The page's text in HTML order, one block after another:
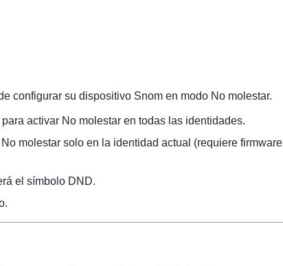
configurar su dispositivo Snom en modo No molestar.
activar No molestar en todas las identidades.
molestar solo en la identidad actual (requiere firmware
el símbolo DND.